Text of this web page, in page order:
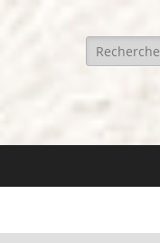
Recherche
pour: